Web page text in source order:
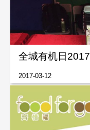
全城有机日2017
2017-03-12